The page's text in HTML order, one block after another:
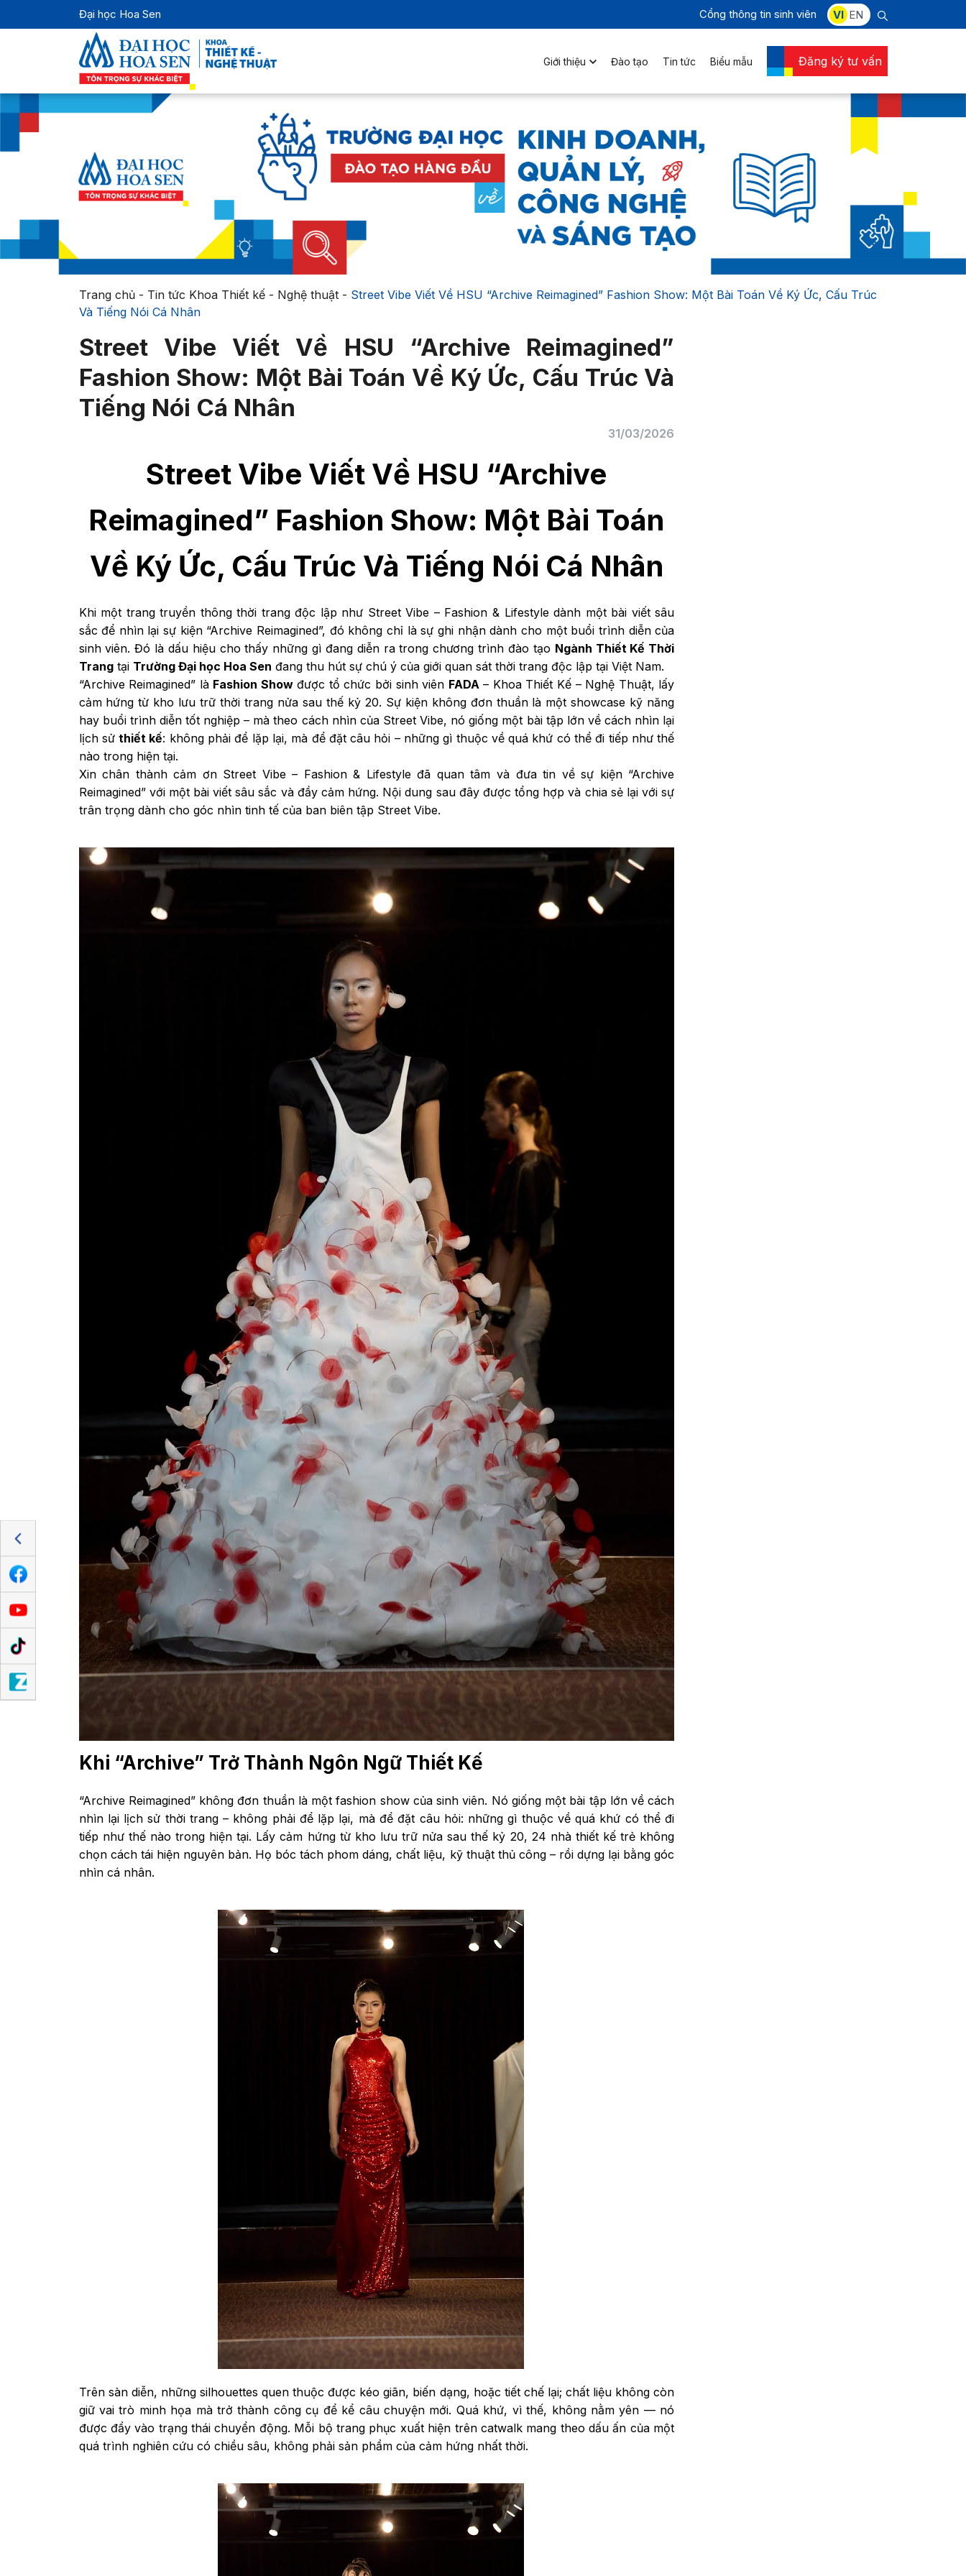
Đại học Hoa Sen Cổng thông tin sinh viên VI EN
Giới thiệu Đào tạo Tin tức Biểu mẫu Đăng ký tư vấn
Trang chủ- Tin tức Khoa Thiết kế - Nghệ thuật- Street Vibe Viết Về HSU “Archive Reimagined” Fashion Show: Một Bài Toán Về Ký Ức, Cấu Trúc
Và Tiếng Nói Cá Nhân
Street Vibe Viết Về HSU “Archive Reimagined”
Fashion Show: Một Bài Toán Về Ký Ức, Cấu Trúc Và
Tiếng Nói Cá Nhân
31/03/2026
Street Vibe Viết Về HSU “Archive
Reimagined” Fashion Show: Một Bài Toán
Về Ký Ức, Cấu Trúc Và Tiếng Nói Cá Nhân
Khi một trang truyền thông thời trang độc lập như Street Vibe – Fashion & Lifestyle dành một bài viết sâu
sắc để nhìn lại sự kiện “Archive Reimagined”, đó không chỉ là sự ghi nhận dành cho một buổi trình diễn của
sinh viên. Đó là dấu hiệu cho thấy những gì đang diễn ra trong chương trình đào tạo Ngành Thiết Kế Thời
Trangtại Trường Đại học Hoa Sen đang thu hút sự chú ý của giới quan sát thời trang độc lập tại Việt Nam.
“Archive Reimagined” là Fashion Showđược tổ chức bởi sinh viên FADA– Khoa Thiết Kế – Nghệ Thuật, lấy
cảm hứng từ kho lưu trữ thời trang nửa sau thế kỷ 20. Sự kiện không đơn thuần là một showcase kỹ năng
hay buổi trình diễn tốt nghiệp – mà theo cách nhìn của Street Vibe, nó giống một bài tập lớn về cách nhìn lại
lịch sửthiết kế: không phải để lặp lại, mà để đặt câu hỏi – những gì thuộc về quá khứ có thể đi tiếp như thế
nào trong hiện tại.
Xin chân thành cảm ơn Street Vibe – Fashion & Lifestyle đã quan tâm và đưa tin về sự kiện “Archive
Reimagined” với một bài viết sâu sắc và đầy cảm hứng. Nội dung sau đây được tổng hợp và chia sẻ lại với sự
trân trọng dành cho góc nhìn tinh tế của ban biên tập Street Vibe.
Khi “Archive” Trở Thành Ngôn Ngữ Thiết Kế
“Archive Reimagined” không đơn thuần là một fashion show của sinh viên. Nó giống một bài tập lớn về cách
nhìn lại lịch sử thời trang – không phải để lặp lại, mà để đặt câu hỏi: những gì thuộc về quá khứ có thể đi
tiếp như thế nào trong hiện tại. Lấy cảm hứng từ kho lưu trữ nửa sau thế kỷ 20, 24 nhà thiết kế trẻ không
chọn cách tái hiện nguyên bản. Họ bóc tách phom dáng, chất liệu, kỹ thuật thủ công – rồi dựng lại bằng góc
nhìn cá nhân.
Trên sàn diễn, những silhouettes quen thuộc được kéo giãn, biến dạng, hoặc tiết chế lại; chất liệu không còn
giữ vai trò minh họa mà trở thành công cụ để kể câu chuyện mới. Quá khứ, vì thế, không nằm yên — nó
được đẩy vào trạng thái chuyển động. Mỗi bộ trang phục xuất hiện trên catwalk mang theo dấu ấn của một
quá trình nghiên cứu có chiều sâu, không phải sản phẩm của cảm hứng nhất thời.